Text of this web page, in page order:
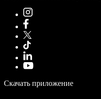
Скачать приложение